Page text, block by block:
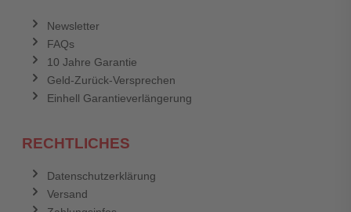
Newsletter
FAQs
10 Jahre Garantie
Geld-Zurück-Versprechen
Einhell Garantieverlängerung
RECHTLICHES
Datenschutzerklärung
Versand